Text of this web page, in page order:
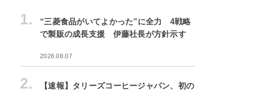
1.
“三菱食品がいてよかった”に全力 4戦略
で製販の成長支援 伊藤社長が方針示す
2026.08.07
2.
【速報】タリーズコーヒージャパン、初の